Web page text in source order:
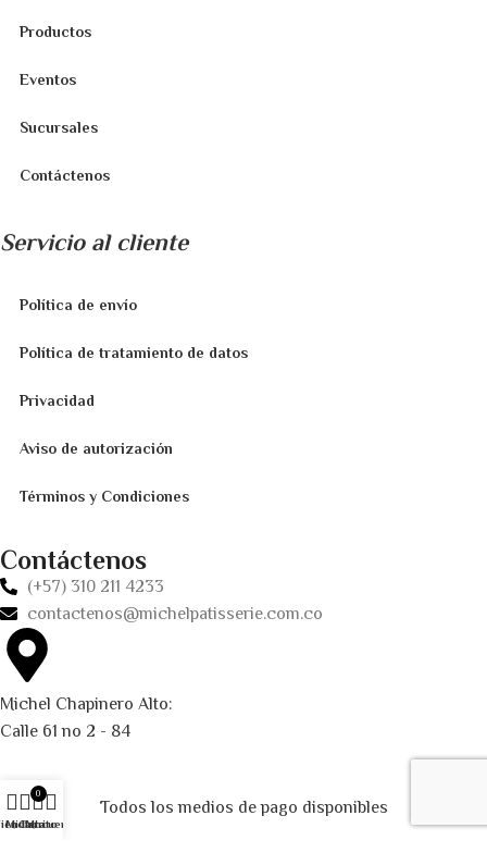
Productos
Eventos
Sucursales
Contáctenos
Servicio al cliente
Política de envío
Política de tratamiento de datos
Privacidad
Aviso de autorización
Términos y Condiciones
Contáctenos
(+57) 310 211 4233
contactenos@michelpatisserie.com.co
Michel Chapinero Alto:
Calle 61 no 2 - 84
Todos los medios de pago disponibles
Mi lista
0
Carrito
Mi cuenta